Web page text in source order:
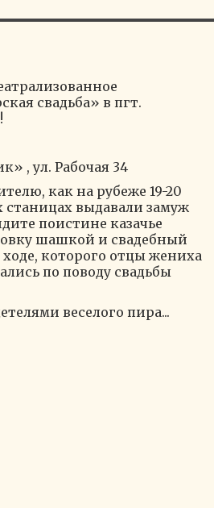
свадьба» в пгт.
, ул. Рабочая 34
как на рубеже 19-20
станицах выдавали замуж
поистине казачье
шашкой и свадебный
которого отцы жениха
по поводу свадьбы
веселого пира...